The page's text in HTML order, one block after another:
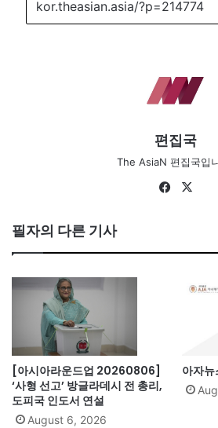
편집국
The AsiaN 편집국입
Fa
필자의 다른 기사
[아시아라운드업 20260806]
‘사형 선고’ 방글라데시 전 총리,
도피국 인도서 연설
August 6, 2026
아자